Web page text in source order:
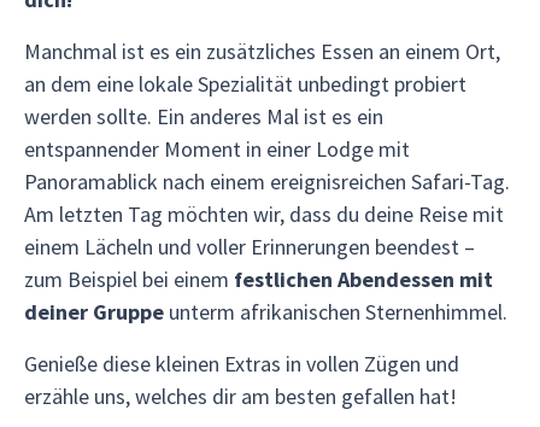
Manchmal ist es ein zusätzliches Essen an einem Ort,
an dem eine lokale Spezialität unbedingt probiert
werden sollte. Ein anderes Mal ist es ein
entspannender Moment in einer Lodge mit
Panoramablick nach einem ereignisreichen Safari-Tag.
Am letzten Tag möchten wir, dass du deine Reise mit
einem Lächeln und voller Erinnerungen beendest –
zum Beispiel bei einem festlichen Abendessen mit
deiner Gruppe unterm afrikanischen Sternenhimmel.
Genieße diese kleinen Extras in vollen Zügen und
erzähle uns, welches dir am besten gefallen hat!